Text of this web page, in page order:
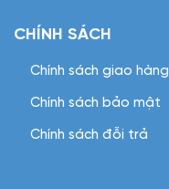
CHÍNH SÁCH
Chính sách giao hàng
Chính sách bảo mật
Chính sách đỗi trả